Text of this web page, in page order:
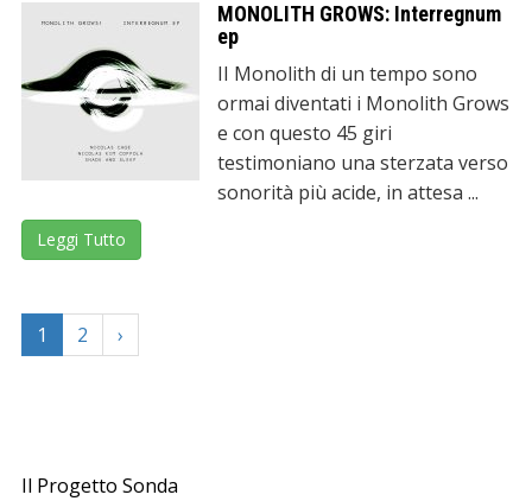
Il Progetto Sonda
MONOLITH GROWS: Interregnum
ep
II Monolith di un tempo sono
ormai diventati i Monolith Grows
e con questo 45 giri
testimoniano una sterzata verso
sonorità più acide, in attesa ...
Leggi Tutto
1 2 ›